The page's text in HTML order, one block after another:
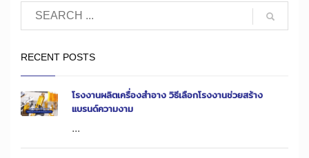
RECENT POSTS
โรงงานผลิตเครื่องสำอาง วิธีเลือกโรงงานช่วยสร้าง
แบรนด์ความงาม
...